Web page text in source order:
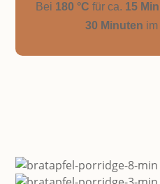
Bei 180 °C für ca. 15
30 Minuten